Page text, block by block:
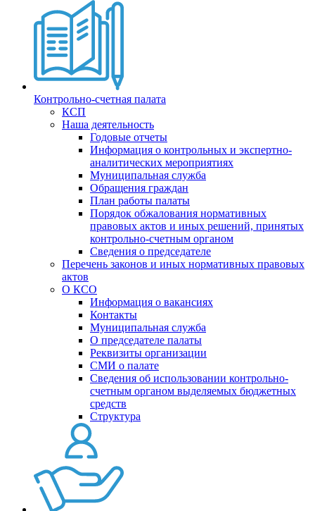
Контрольно-счетная палата
КСП
Наша деятельность
Годовые отчеты
Информация о контрольных и экспертно-
аналитических мероприятиях
Муниципальная служба
Обращения граждан
План работы палаты
Порядок обжалования нормативных
правовых актов и иных решений, принятых
контрольно-счетным органом
Сведения о председателе
Перечень законов и иных нормативных правовых
актов
О КСО
Информация о вакансиях
Контакты
Муниципальная служба
О председателе палаты
Реквизиты организации
СМИ о палате
Сведения об использовании контрольно-
счетным органом выделяемых бюджетных
средств
Структура